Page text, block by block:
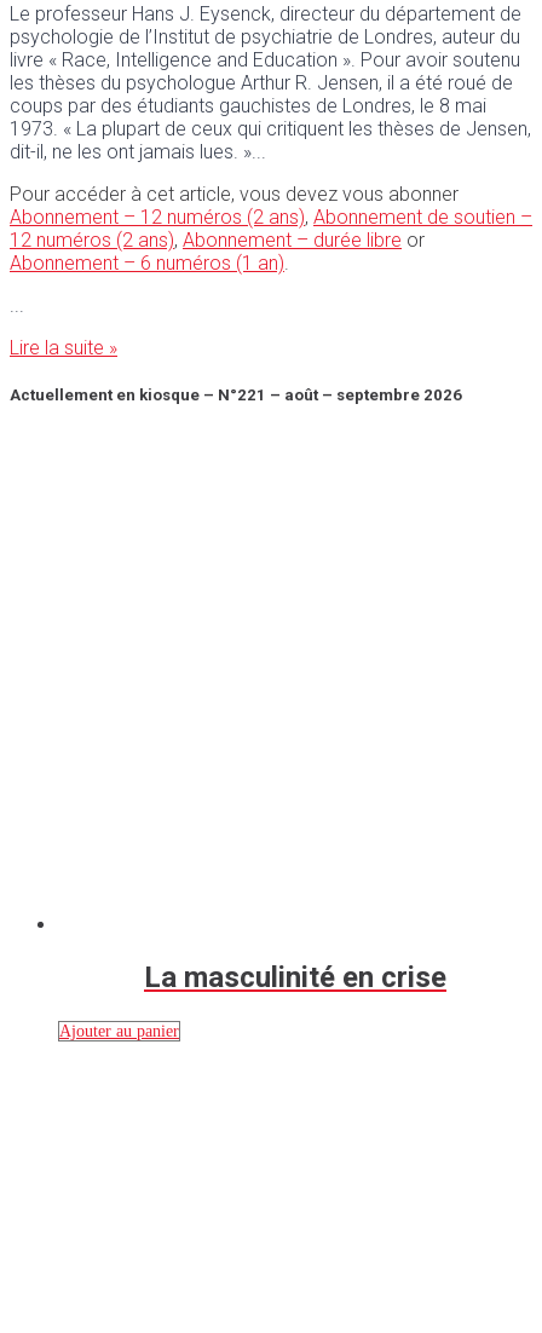
Le professeur Hans J. Eysenck, directeur du département de
psychologie de l’Institut de psychiatrie de Londres, auteur du
livre « Race, Intelligence and Education ». Pour avoir soutenu
les thèses du psychologue Arthur R. Jensen, il a été roué de
coups par des étudiants gauchistes de Londres, le 8 mai
1973. « La plupart de ceux qui critiquent les thèses de Jensen,
dit-il, ne les ont jamais lues. »
Pour accéder à cet article, vous devez vous abonner
Abonnement – 12 numéros (2 ans), Abonnement de soutien –
12 numéros (2 ans), Abonnement – durée libre or
Abonnement – 6 numéros (1 an).
Lire la suite »
Actuellement en kiosque – N°221 – août – septembre 2026
La masculinité en crise
Ajouter au panier